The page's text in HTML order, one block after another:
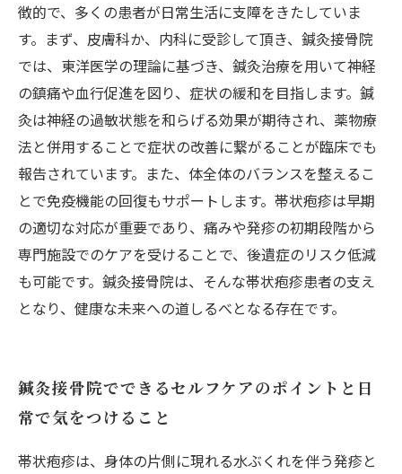
徴的で、多くの患者が日常生活に支障をきたしていま
す。まず、皮膚科か、内科に受診して頂き、鍼灸接骨院
では、東洋医学の理論に基づき、鍼灸治療を用いて神経
の鎮痛や血行促進を図り、症状の緩和を目指します。鍼
灸は神経の過敏状態を和らげる効果が期待され、薬物療
法と併用することで症状の改善に繋がることが臨床でも
報告されています。また、体全体のバランスを整えるこ
とで免疫機能の回復もサポートします。帯状疱疹は早期
の適切な対応が重要であり、痛みや発疹の初期段階から
専門施設でのケアを受けることで、後遺症のリスク低減
も可能です。鍼灸接骨院は、そんな帯状疱疹患者の支え
となり、健康な未来への道しるべとなる存在です。
鍼灸接骨院でできるセルフケアのポイントと日
常で気をつけること
帯状疱疹は、身体の片側に現れる水ぶくれを伴う発疹と